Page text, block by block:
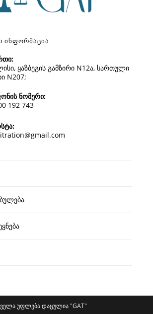
Ინფორმაცია
ყაზბეგის გამზირი N12ა, სართული
N207;
ნომერი:
192 743
უფლება დაცულია "GAT"